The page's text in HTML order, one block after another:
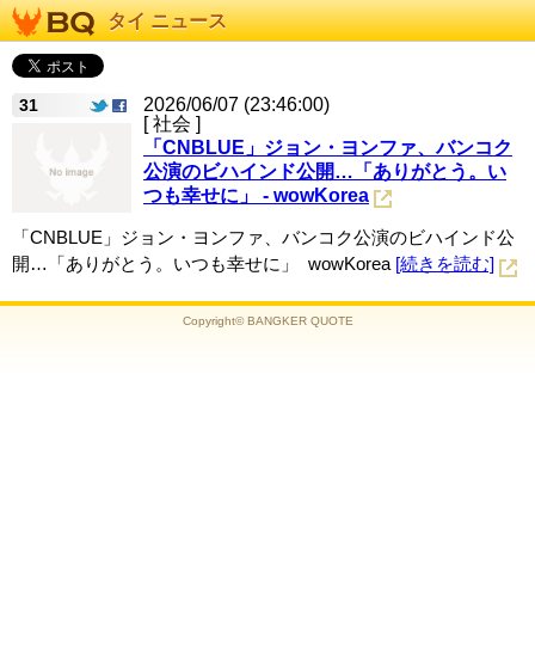
タイ ニュース
31
2026/06/07 (23:46:00)
[ 社会 ]
「CNBLUE」ジョン・ヨンファ、バンコク
公演のビハインド公開…「ありがとう。い
つも幸せに」 - wowKorea
「CNBLUE」ジョン・ヨンファ、バンコク公演のビハインド公
開…「ありがとう。いつも幸せに」 wowKorea [続きを読む]
Copyright© BANGKER QUOTE